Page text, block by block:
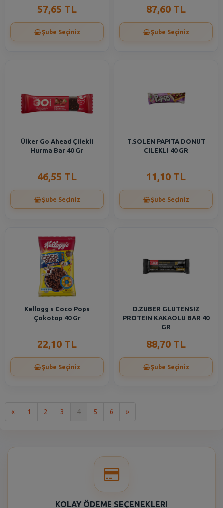
57,65 TL
Şube Seçiniz
87,60 TL
Şube Seçiniz
Ülker Go Ahead Çilekli
Hurma Bar 40 Gr
46,55 TL
Şube Seçiniz
T.SOLEN PAPITA DONUT
CILEKLI 40 GR
11,10 TL
Şube Seçiniz
Kellogg s Coco Pops
Çokotop 40 Gr
22,10 TL
Şube Seçiniz
D.ZUBER GLUTENSIZ
PROTEIN KAKAOLU BAR 40
GR
88,70 TL
Şube Seçiniz
« 1 2 3 4 5 6 »Son
KOLAY ÖDEME SEÇENEKLERI